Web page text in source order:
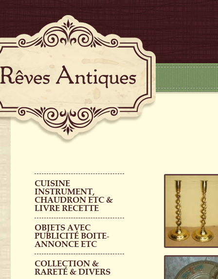
CUISINE
INSTRUMENT,
CHAUDRON ETC &
LIVRE RECETTE
OBJETS AVEC
PUBLICITÉ BOITE-
ANNONCE ETC
COLLECTION &
RARETÉ & DIVERS